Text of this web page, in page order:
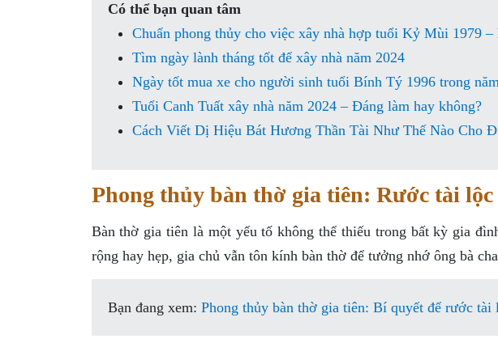
Có thể bạn quan tâm
Chuẩn phong thủy cho việc xây nhà hợp tuổi Kỷ Mùi 1979 –
Tìm ngày lành tháng tốt để xây nhà năm 2024
Ngày tốt mua xe cho người sinh tuổi Bính Tý 1996 trong
Tuổi Canh Tuất xây nhà năm 2024 – Đáng làm hay không?
Cách Viết Dị Hiệu Bát Hương Thần Tài Như Thế Nào Cho
Phong thủy bàn thờ gia tiên: Rước tài lộc
Bàn thờ gia tiên là một yếu tố không thể thiếu trong bất kỳ gia
rộng hay hẹp, gia chủ vẫn tôn kính bàn thờ để tưởng nhớ ông bà
Bạn đang xem: Phong thủy bàn thờ gia tiên: Bí quyết để rước tài